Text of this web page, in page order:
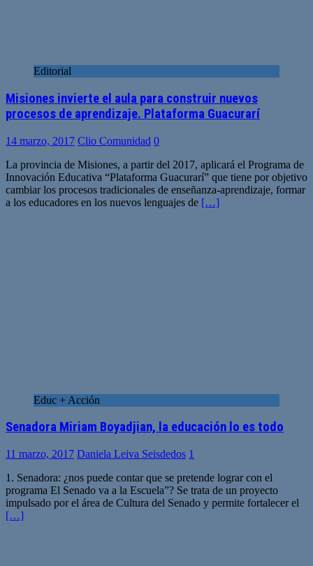
Editorial
Misiones invierte el aula para construir nuevos
procesos de aprendizaje. Plataforma Guacurarí
14 marzo, 2017 Clio Comunidad 0
La provincia de Misiones, a partir del 2017, aplicará el Programa de
Innovación Educativa “Plataforma Guacurarí” que tiene por objetivo
cambiar los procesos tradicionales de enseñanza-aprendizaje, formar
a los educadores en los nuevos lenguajes de […]
Educ + Acción
Senadora Miriam Boyadjian, la educación lo es todo
11 marzo, 2017 Daniela Leiva Seisdedos 1
1. Senadora: ¿nos puede contar que se pretende lograr con el
programa El Senado va a la Escuela”? Se trata de un proyecto
impulsado por el área de Cultura del Senado y permite fortalecer el
[…]